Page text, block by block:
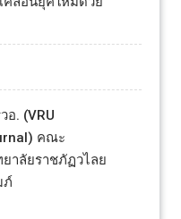
อ. (VRU
คณะ
าลัยราชภัฏวไลย
ภ์